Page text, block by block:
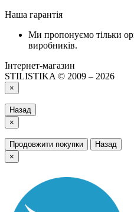
Наша гарантія
Ми пропонуємо тільки
виробників.
Інтернет-магазин
STILISTIKA © 2009 – 2026
×
Назад
×
Продовжити покупки
Назад
×